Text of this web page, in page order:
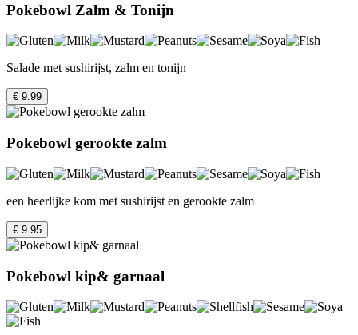
Pokebowl Zalm & Tonijn
Salade met sushirijst, zalm en tonijn
€ 9.99
Pokebowl gerookte zalm
een heerlijke kom met sushirijst en gerookte zalm
€ 9.95
Pokebowl kip& garnaal